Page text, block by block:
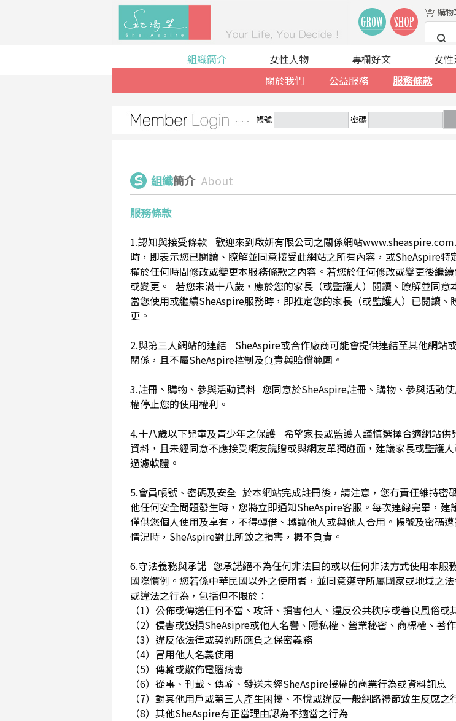
購物
組織簡介
關於我們
公益服務 服務條款
女性人物 專欄好文 女
帳號 密碼
組織簡介 About
服務條款
1.認知與接受條款 歡迎來到啟妍有限公司之關係網站
時，即表示您已閱讀、瞭解並同意接受此網站之所有內容，或SheAspire
權於任何時間修改或變更本服務條款之內容。若您於任何修改或變更後繼
或變更。 若您未滿十八歲，應於您的家長（或監護人）閱讀、瞭解並同意
當您使用或繼續SheAspire服務時，即推定您的家長（或監護人）已閱讀
更。
2.與第三人網站的連結 SheAspire或合作廠商可能會提供連結至其他網站
關係，且不屬SheAspire控制及負責與賠償範圍。
3.註冊、購物、參與活動資料 您同意於SheAspire註冊、購物、參與活動
權停止您的使用權利。
4.十八歲以下兒童及青少年之保護 希望家長或監護人謹慎選擇合適網站
資料，且未經同意不應接受網友餽贈或與網友單獨碰面，建議家長或監護
過濾軟體。
5.會員帳號、密碼及安全 於本網站完成註冊後，請注意，您有責任維持
他任何安全問題發生時，您將立即通知SheAspire客服。每次連線完畢，
僅供您個人使用及享有，不得轉借、轉讓他人或與他人合用。帳號及密碼
情況時，SheAspire對此所致之損害，概不負責。
6.守法義務與承諾 您承諾絕不為任何非法目的或以任何非法方式使用本服
國際慣例。您若係中華民國以外之使用者，並同意遵守所屬國家或地域之
或違法之行為，包括但不限於：
（1）公佈或傳送任何不當、攻訐、損害他人、違反公共秩序或善良風俗
（2）侵害或毀損SheAsipre或他人名譽、隱私權、營業秘密、商標權、著
（3）違反依法律或契約所應負之保密義務
（4）冒用他人名義使用
（5）傳輸或散佈電腦病毒
（6）從事、刊載、傳輸、發送未經SheAspire授權的商業行為或資料訊息
（7）對其他用戶或第三人產生困擾、不悅或違反一般網路禮節致生反感之
（8）其他SheAspire有正當理由認為不適當之行為